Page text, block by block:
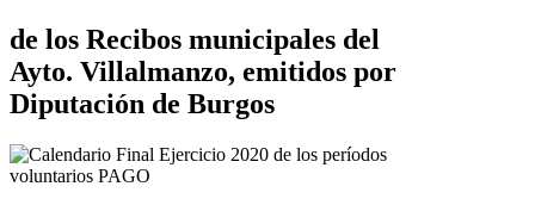
de los Recibos municipales del
Ayto. Villalmanzo, emitidos por
Diputación de Burgos